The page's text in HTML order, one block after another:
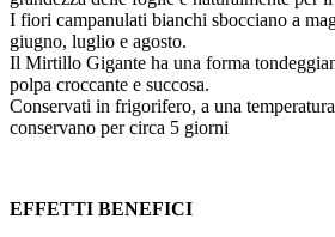
I fiori campanulati bianchi sbocciano a
giugno, luglio e agosto.
Il Mirtillo Gigante ha una forma
polpa croccante e succosa.
Conservati in frigorifero, a una
conservano per circa 5 giorni
EFFETTI BENEFICI